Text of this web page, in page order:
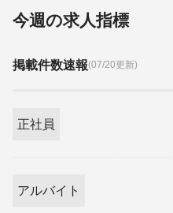
今週の求人指標
掲載件数速報(07/20更新)
正社員
アルバイト